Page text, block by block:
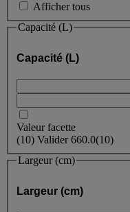
Afficher tous
Capacité (L)
Capacité (L)
Valeur facette
(10) Valider660.0(10)
Largeur (cm)
Largeur (cm)